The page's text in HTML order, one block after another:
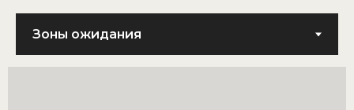
картинке или фото.